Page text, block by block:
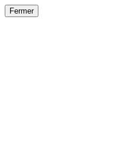
Fermer